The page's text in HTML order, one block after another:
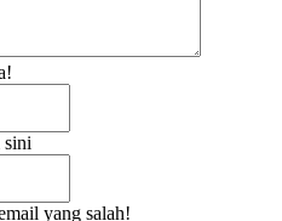
sini
yang salah!